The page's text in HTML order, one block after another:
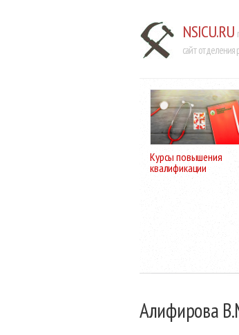
NSICU.RU
сайт отделения
Курсы повышения
квалификации
Алифирова